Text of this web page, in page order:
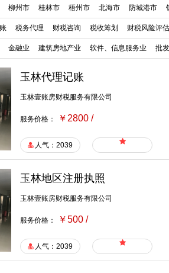
柳州市 桂林市 梧州市 北海市 防城港市
税务代理 财税咨询 税收筹划 财税风险评估
金融业 建筑房地产业 软件、信息服务业 批
​玉林代理记账
玉林壹账房财税服务有限公司
服务价格： ￥2800 /
人气：2039
玉林地区注册执照
玉林壹账房财税服务有限公司
服务价格： ￥500 /
人气：2039